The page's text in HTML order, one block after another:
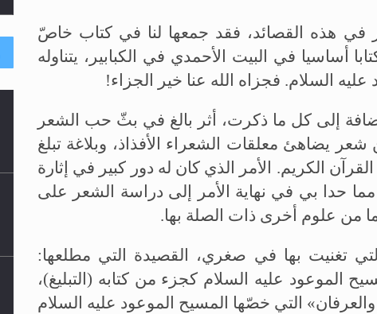
في هذه القصائد، فقد جمعها لنا في كتاب خاصّ
أساسيا في البيت الأحمدي في الكبابير، يتناوله
عليه السلام. فجزاه الله عنا خير الجزاء!
إلى كل ما ذكرت، أثر بالغ في بثّ حب الشعر
يضاهئ معلقات الشعراء الأفذاذ، وبلاغة تبلغ
الكريم. الأمر الذي كان له دور كبير في إثارة
حدا بي في نهاية الأمر إلى دراسة الشعر على
من علوم أخرى ذات الصلة بها.
تغنيت بها في صغري، القصيدة التي مطلعها:
الموعود عليه السلام كجزء من كتابه (التبليغ)،
التي خصّها المسيح الموعود عليه السلام